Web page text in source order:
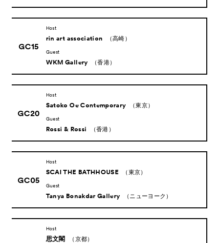
GC15
Host
rin art association （高崎）
Guest
WKM Gallery （香港）
GC20
Host
Satoko Oe Contemporary （東京）
Guest
Rossi & Rossi （香港）
GC05
Host
SCAI THE BATHHOUSE （東京）
Guest
Tanya Bonakdar Gallery （ニューヨーク）
Host
思文閣 （京都）